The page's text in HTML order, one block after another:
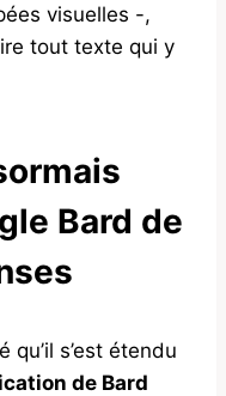
visuelles -,
tout texte qui y
Bard de
s’est étendu
de Bard